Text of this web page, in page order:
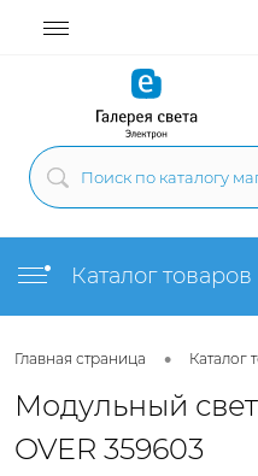
Каталог товаров
Главная страница • Каталог
Модульный
OVER 359603